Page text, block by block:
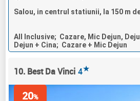
Salou, in centrul statiunii, la 150 m
All Inclusive; Cazare, Mic Dejun,
Dejun + Cina; Cazare + Mic Dejun
10. Best Da Vinci 4★
20%